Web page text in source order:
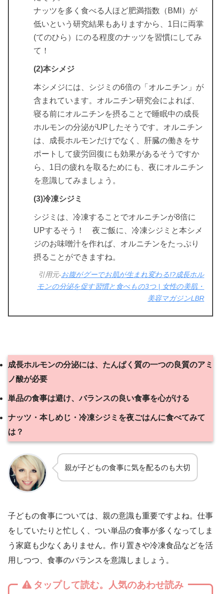
ナッツを多く食べる人ほど肥満指数（BMI）が
低いという研究結果もありますから、1日に両掌
(てのひら）にのる程度のナッツを習慣にしてみ
て！
(2)本シメジ
本シメジには、シジミの6倍の「オルニチン」が
含まれています。オルニチン研究会によれば、
寝る前にオルニチンを摂ることで睡眠中の成長
ホルモンの分泌がUPしたそうです。オルニチン
は、成長ホルモンだけでなく、肝臓の働きをサ
ポートして疲労回復にも効果があるそうですか
ら、1日の疲れを取るためにも、夜にオルニチン
を意識してみましょう。
(3)冷凍シジミ
シジミは、冷凍することでオルニチンが8倍に
UPするそう！ 夜ご飯に、冷凍シジミと本シメ
ジのお味噌汁を作れば、オルニチンをたっぷり
摂ることができますね。
引用元-お腹がグーでお肌が生まれ変わる!?成長ホル
モンの分泌を促す習慣と食べもの3つ | 女性の美肌・
美容マガジンLBR
成長ホルモンの分泌には、たんぱく質の一つの良質のアミ
ノ酸が必要
単品の食事は避け、バランスの良い食事を心がける
ナッツ・本しめじ・冷凍シジミを夜ごはんに食べてみて
は？
親が子どもの食事に気を配るのも大切
子どもの食事については、親の意識も重要ですよね。仕事
をしていたりと忙しく、つい単品の食事が多くなってしま
う家庭も少なくありません。作り置きや冷凍食品などを活
用しつつ、食事のバランスを意識しましょう。
タップして読む。人気のあわせ読み